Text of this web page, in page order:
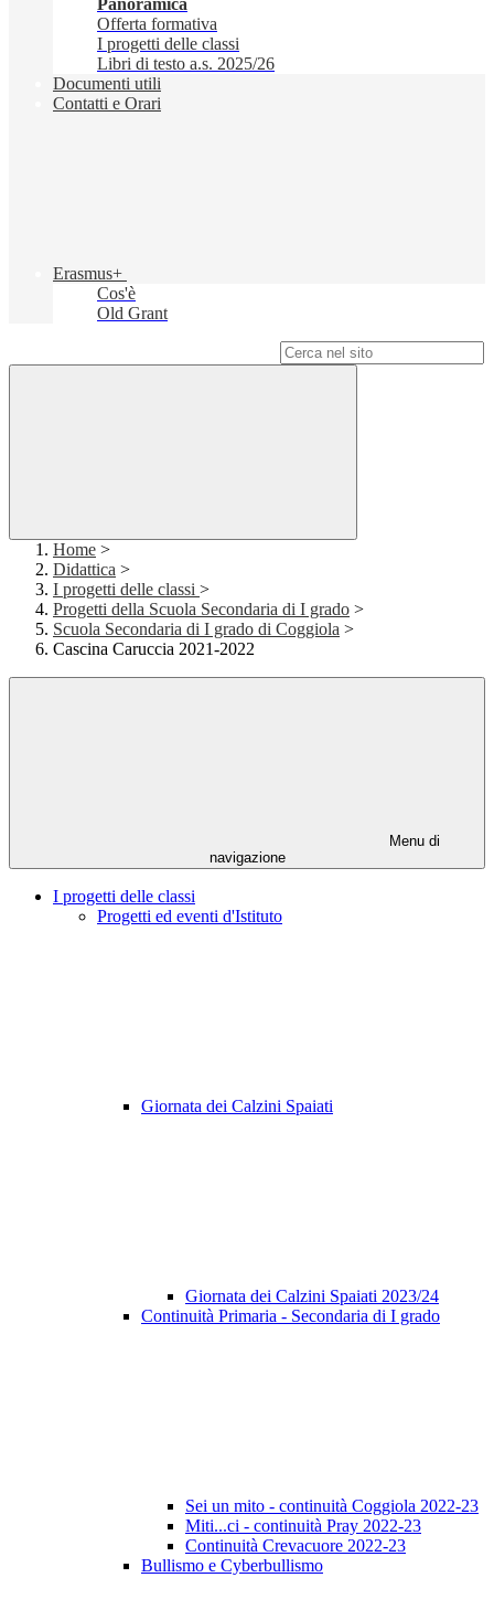
Panoramica
Offerta formativa
I progetti delle classi
Libri di testo a.s. 2025/26
Documenti utili
Contatti e Orari
Erasmus+
Cos'è
Old Grant
Home >
Didattica >
I progetti delle classi >
Progetti della Scuola Secondaria di I grado >
Scuola Secondaria di I grado di Coggiola >
Cascina Caruccia 2021-2022
Menu di
navigazione
I progetti delle classi
Progetti ed eventi d'Istituto
Giornata dei Calzini Spaiati
Giornata dei Calzini Spaiati 2023/24
Continuità Primaria - Secondaria di I grado
Sei un mito - continuità Coggiola 2022-23
Miti...ci - continuità Pray 2022-23
Continuità Crevacuore 2022-23
Bullismo e Cyberbullismo